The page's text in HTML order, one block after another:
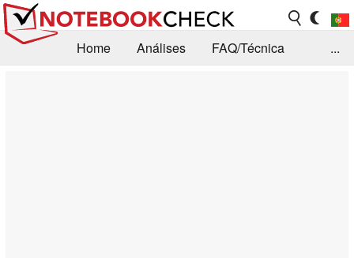
Home Análises
FAQ/Técnica
...